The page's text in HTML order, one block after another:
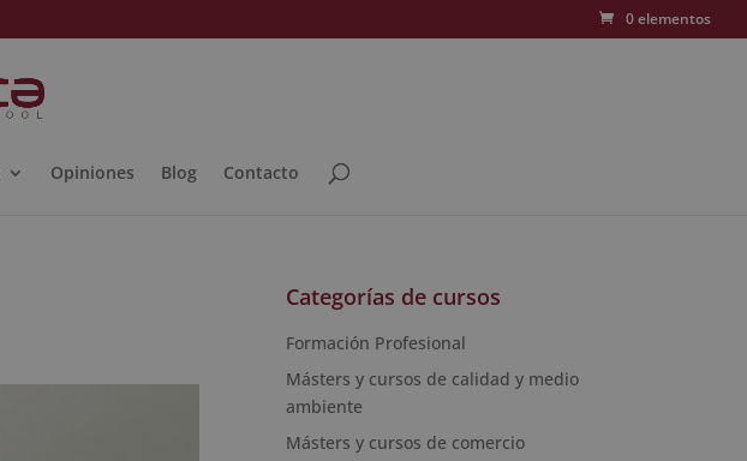
0 elementos
Opiniones Blog Contacto
Categorías de cursos
Formación Profesional
Másters y cursos de calidad y medio
ambiente
Másters y cursos de comercio